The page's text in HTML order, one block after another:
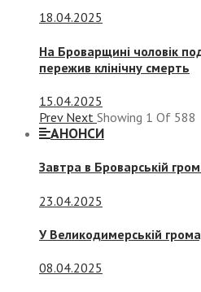
18.04.2025
На Броварщині чоловік
пережив клінічну смерть
15.04.2025
Prev Next Showing 1 Of 588
АНОНСИ
Завтра в Броварській
23.04.2025
У Великодимерській
08.04.2025